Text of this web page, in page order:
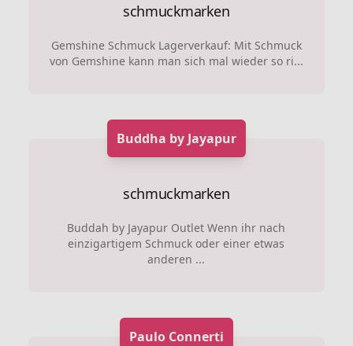
schmuckmarken
Gemshine Schmuck Lagerverkauf: Mit Schmuck
von Gemshine kann man sich mal wieder so ri...
Buddha by Jayapur
schmuckmarken
Buddah by Jayapur Outlet Wenn ihr nach
einzigartigem Schmuck oder einer etwas
anderen ...
Paulo Connerti